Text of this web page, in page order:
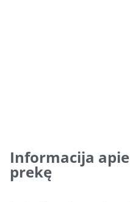
Informacija apie
prekę